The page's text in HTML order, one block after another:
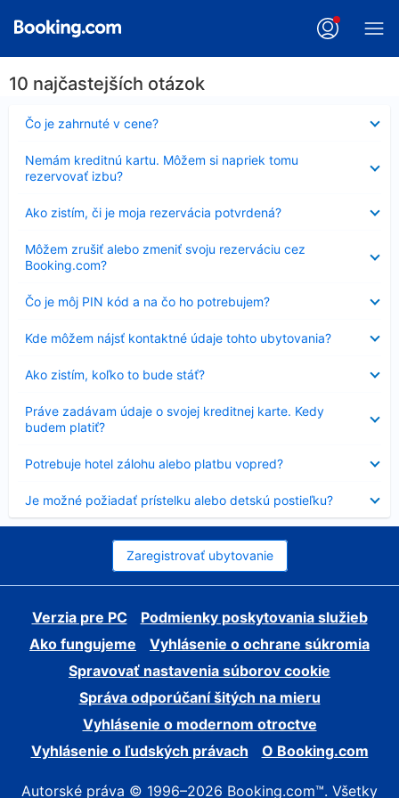
10 najčastejších otázok
Čo je zahrnuté v cene?
Nezobrazuje
sa
Nemám kreditnú kartu. Môžem si napriek tomu
rezervovať izbu?
sa
Ako zistím, či je moja rezervácia potvrdená?
sa
Môžem zrušiť alebo zmeniť svoju rezerváciu cez
Booking.com?
sa
Čo je môj PIN kód a na čo ho potrebujem?
Nezobrazuje
sa
Kde môžem nájsť kontaktné údaje tohto ubytovania?
sa
Ako zistím, koľko to bude stáť?
sa
Práve zadávam údaje o svojej kreditnej karte. Kedy
budem platiť?
sa
Potrebuje hotel zálohu alebo platbu vopred?
sa
Je možné požiadať prístelku alebo detskú postieľku?
sa
Zaregistrovať ubytovanie
Verzia pre PC
Podmienky poskytovania služieb
Ako fungujeme
Vyhlásenie o ochrane súkromia
Spravovať nastavenia súborov cookie
Správa odporúčaní šitých na mieru
Vyhlásenie o modernom otroctve
Vyhlásenie o ľudských právach
O Booking.com
Autorské práva © 1996–2026 Booking.com™. Všetky